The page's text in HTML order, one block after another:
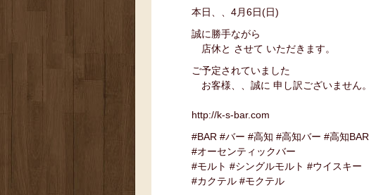
本日、、4月6日(日)
誠に勝手ながら
店休と させて いただきます。
ご予定されていました
お客様、、誠に 申し訳ございません。
http://k-s-bar.com
#BAR #バー #高知 #高知バー #高知BAR
#オーセンティックバー
#モルト #シングルモルト #ウイスキー
#カクテル #モクテル